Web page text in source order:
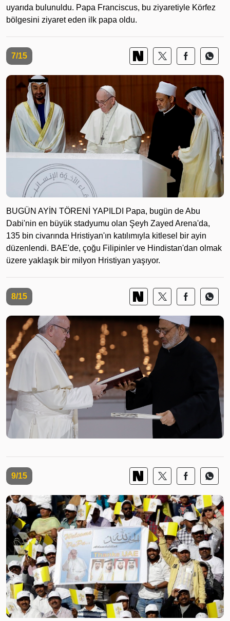
uyarıda bulunuldu. Papa Franciscus, bu ziyaretiyle Körfez
bölgesini ziyaret eden ilk papa oldu.
7/15
BUGÜN AYİN TÖRENİ YAPILDI Papa, bugün de Abu
Dabi'nin en büyük stadyumu olan Şeyh Zayed Arena'da,
135 bin civarında Hristiyan'ın katılımıyla kitlesel bir ayin
düzenlendi. BAE'de, çoğu Filipinler ve Hindistan'dan olmak
üzere yaklaşık bir milyon Hristiyan yaşıyor.
8/15
9/15